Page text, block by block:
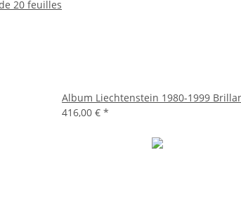
20 feuilles
Album Liechtenstein 1980-1999
416,00 € *